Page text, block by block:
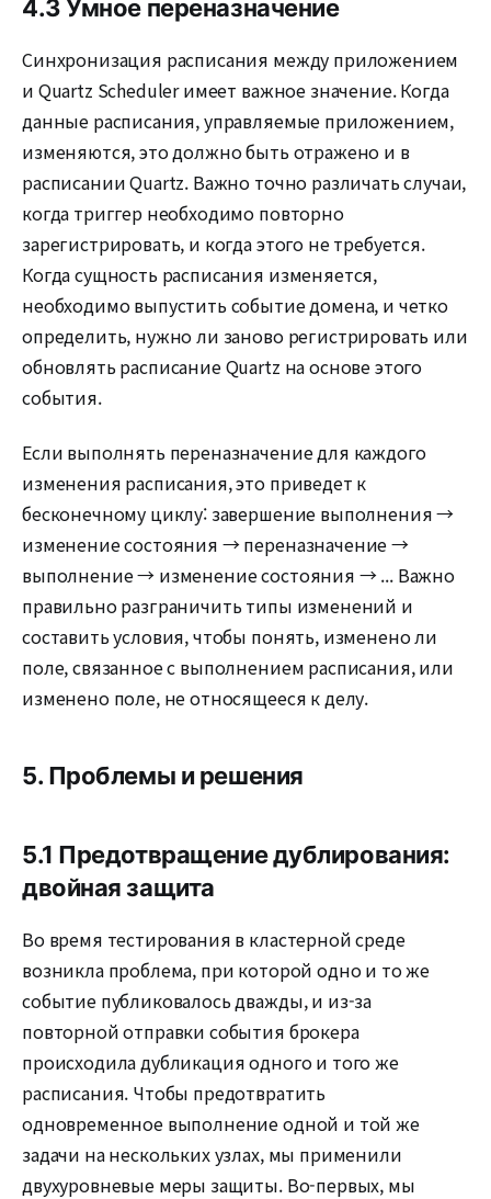
4.3 Умное переназначение
Синхронизация расписания между приложением
и Quartz Scheduler имеет важное значение. Когда
данные расписания, управляeмые приложением,
изменяются, это должно быть отражено и в
расписании Quartz. Важно точно различать случаи,
когда триггер необходимо повторно
зарегистрировать, и когда этого не требуется.
Когда сущность расписания изменяется,
необходимо выпустить событие домена, и четко
определить, нужно ли заново регистрировать или
обновлять расписание Quartz на основе этого
события.
Если выполнять переназначение для каждого
изменения расписания, это приведет к
бесконечному циклу: завершение выполнения →
изменение состояния → переназначение →
выполнение → изменение состояния → ... Важно
правильно разграничить типы изменений и
составить условия, чтобы понять, изменено ли
поле, связанное с выполнением расписания, или
изменено поле, не относящееся к делу.
5. Проблемы и решения
5.1 Предотвращение дублирования:
двойная защита
Во время тестирования в кластерной среде
возникла проблема, при которой одно и то же
событие публиковалось дважды, и из-за
повторной отправки события брокера
происходила дубликация одного и того же
расписания. Чтобы предотвратить
одновременное выполнение одной и той же
задачи на нескольких узлах, мы применили
двухуровневые меры защиты. Во-первых, мы